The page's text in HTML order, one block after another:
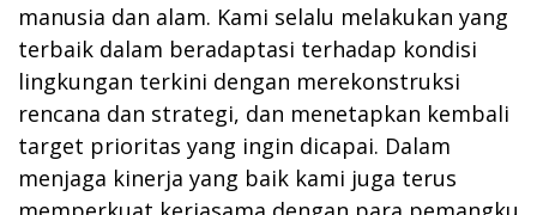
manusia dan alam. Kami selalu melakukan yang
terbaik dalam beradaptasi terhadap kondisi
lingkungan terkini dengan merekonstruksi
rencana dan strategi, dan menetapkan kembali
target prioritas yang ingin dicapai. Dalam
menjaga kinerja yang baik kami juga terus